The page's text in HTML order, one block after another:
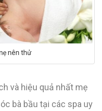
nên thử
và hiệu quả nhất mẹ
bà bầu tại các spa uy